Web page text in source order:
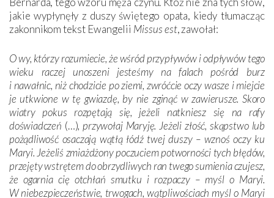
jakie wypłynęły z duszy świętego opata, kiedy tłumacząc
zakonnikom tekst Ewangelii Missus est, zawołał:
O wy, którzy rozumiecie, że wśród przypływów i odpływów tego
wieku raczej unoszeni jesteśmy na falach pośród burz
i nawałnic, niż chodzicie po ziemi, zwróćcie oczy wasze i miejcie
je utkwione w tę gwiazdę, by nie zginąć w zawierusze. Skoro
wiatry pokus rozpętają się, jeżeli natkniesz się na rafy
doświadczeń (…), przywołaj Maryję. Jeżeli złość, skąpstwo lub
pożądliwość osaczają wątłą łódź twej duszy – wznoś oczy ku
Maryi. Jeżeliś zmiażdżony poczuciem potworności tych błędów,
przejęty wstrętem do obrzydliwych ran twego sumienia czujesz,
że ogarnia cię otchłań smutku i rozpaczy – myśl o Maryi.
W niebezpieczeństwie, trwogach, wątpliwościach myśl o Maryi